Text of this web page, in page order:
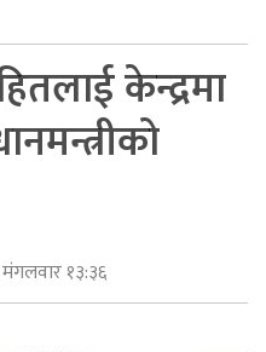
केन्द्रमा
मंगलवार १३:३६